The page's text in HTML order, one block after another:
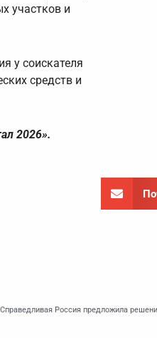
участков и
у соискателя
средств и
2026».
Справедливая Россия предложила